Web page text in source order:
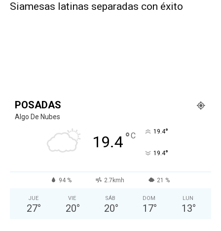
Siamesas latinas separadas con éxito
POSADAS
Algo De Nubes
19.4°C 19.4°
19.4°
94 % 2.7kmh 21 %
JUE
27°
VIE
20°
SÁB
20°
DOM
17°
LUN
13°